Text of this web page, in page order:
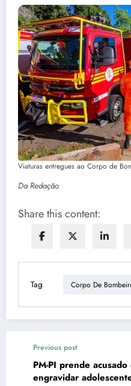
Viaturas entregues ao Corpo de
Da Redação
Share this content:
Tag Corpo De
Previous post
PM-PI prende
engravidar